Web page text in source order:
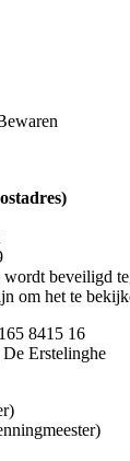
beveiligd
om het te
8415 16
Erstelinghe